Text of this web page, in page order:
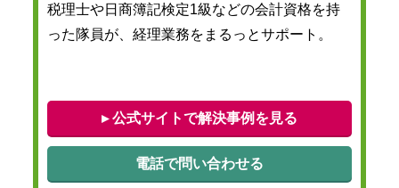
税理士や日商簿記検定1級などの会計資格を持
った隊員が、経理業務をまるっとサポート。
▸ 公式サイトで解決事例を見る
電話で問い合わせる